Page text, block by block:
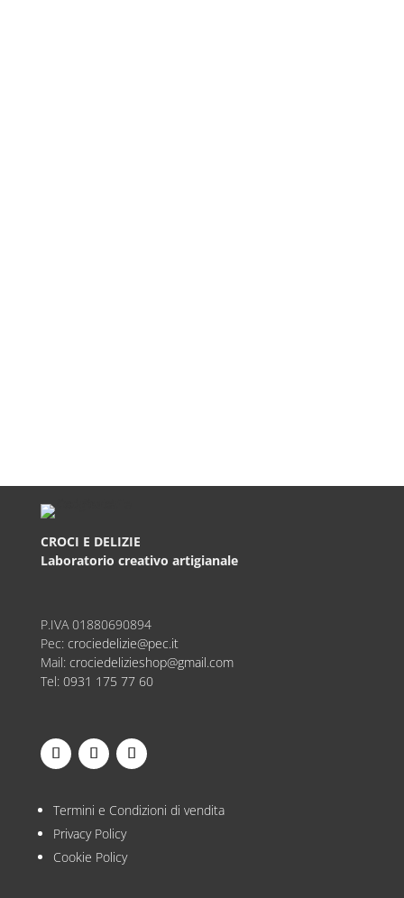
CROCI E DELIZIE
Laboratorio creativo artigianale
P.IVA01880690894
Pec: crociedelizie@pec.it
Mail: crociedelizieshop@gmail.com
Tel: 0931 175 77 60
Termini e Condizioni di vendita
Privacy Policy
Cookie Policy